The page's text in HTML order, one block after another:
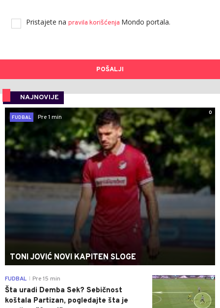
Pristajete na pravila korišćenja Mondo portala.
POŠALJI
NAJNOVIJE
0
FUDBAL
Pre 1 min
TONI JOVIĆ NOVI KAPITEN SLOGE
0
FUDBAL Pre 15 min
Šta uradi Demba Sek? Sebičnost
koštala Partizan, pogledajte šta je